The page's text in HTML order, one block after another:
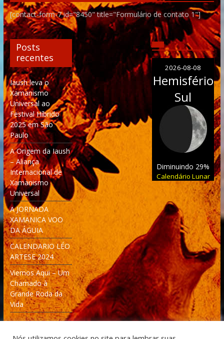
[contact-form-7 id="8450" title="Formulário de contato 1"]
Posts
recentes
Iaush leva o
Xamanismo
Universal ao
Festival Híbrido
2025 em São
Paulo
A Origem da Iaush
– Aliança
Internacional de
Xamanismo
Universal
A JORNADA
XAMANICA VOO
DA ÁGUIA
CALENDARIO LÉO
ARTESE 2024
Viemos Aqui – Um
Chamado à
Grande Roda da
Vida
2026-08-08
Hemisfério
Sul
Diminuindo 29%
Calendário Lunar